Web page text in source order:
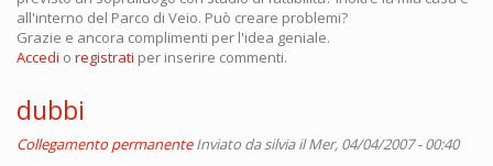
all'interno del Parco di Veio. Può creare problemi?
Grazie e ancora complimenti per l'idea geniale.
Accedi o registrati per inserire commenti.
dubbi
Collegamento permanente Inviato da silviail Mer, 04/04/2007 - 00:40